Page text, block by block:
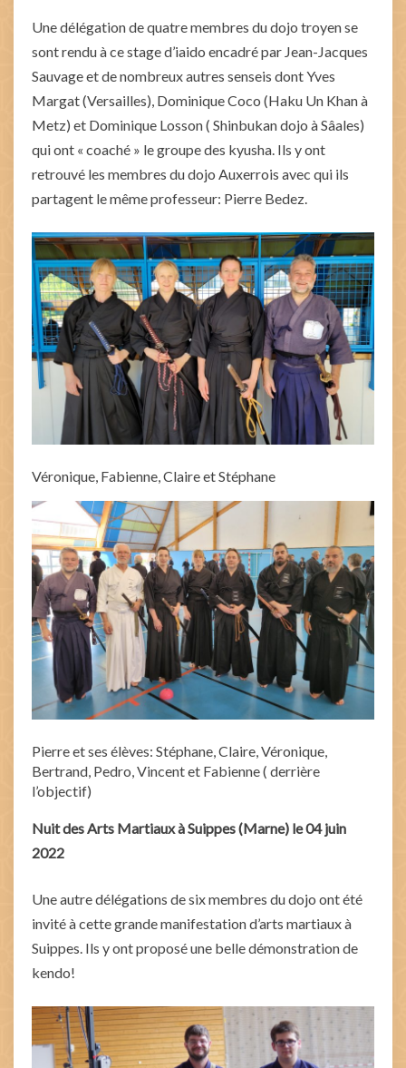
Une délégation de quatre membres du dojo troyen se
sont rendu à ce stage d’iaido encadré par Jean-Jacques
Sauvage et de nombreux autres senseis dont Yves
Margat (Versailles), Dominique Coco (Haku Un Khan à
Metz) et Dominique Losson ( Shinbukan dojo à Sâales)
qui ont « coaché » le groupe des kyusha. Ils y ont
retrouvé les membres du dojo Auxerrois avec qui ils
partagent le même professeur: Pierre Bedez.
Véronique, Fabienne, Claire et Stéphane
Pierre et ses élèves: Stéphane, Claire, Véronique,
Bertrand, Pedro, Vincent et Fabienne ( derrière
l’objectif)
Nuit des Arts Martiaux à Suippes (Marne) le 04 juin
2022
Une autre délégations de six membres du dojo ont été
invité à cette grande manifestation d’arts martiaux à
Suippes. Ils y ont proposé une belle démonstration de
kendo!